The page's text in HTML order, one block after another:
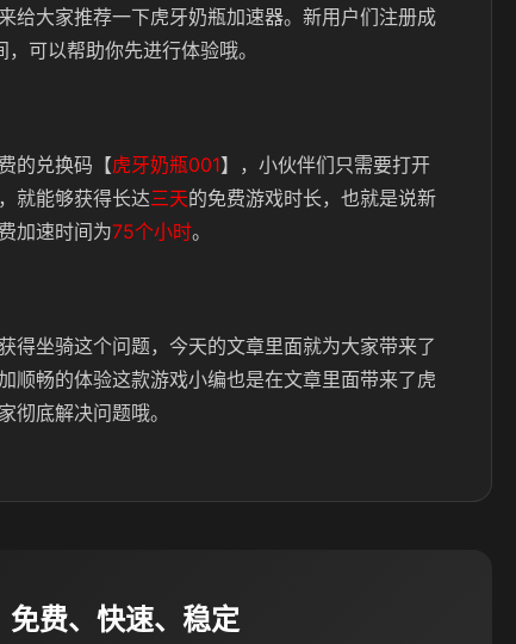
给大家推荐一下虎牙奶瓶加速器。新用户们注册成
可以帮助你先进行体验哦。
的兑换码【虎牙奶瓶001】，小伙伴们只需要打开
就能够获得长达三天的免费游戏时长，也就是说新
加速时间为75个小时。
得坐骑这个问题，今天的文章里面就为大家带来了
顺畅的体验这款游戏小编也是在文章里面带来了虎
彻底解决问题哦。
免费、快速、稳定